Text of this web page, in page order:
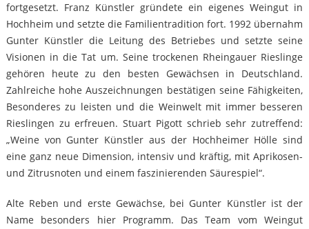
fortgesetzt. Franz Künstler gründete ein eigenes Weingut in
Hochheim und setzte die Familientradition fort. 1992 übernahm
Gunter Künstler die Leitung des Betriebes und setzte seine
Visionen in die Tat um. Seine trockenen Rheingauer Rieslinge
gehören heute zu den besten Gewächsen in Deutschland.
Zahlreiche hohe Auszeichnungen bestätigen seine Fähigkeiten,
Besonderes zu leisten und die Weinwelt mit immer besseren
Rieslingen zu erfreuen. Stuart Pigott schrieb sehr zutreffend:
„Weine von Gunter Künstler aus der Hochheimer Hölle sind
eine ganz neue Dimension, intensiv und kräftig, mit Aprikosen-
und Zitrusnoten und einem faszinierenden Säurespiel“.
Alte Reben und erste Gewächse, bei Gunter Künstler ist der
Name besonders hier Programm. Das Team vom Weingut